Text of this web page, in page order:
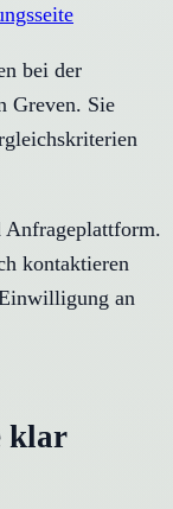
bei der
Greven. Sie
kontaktieren
an
klar